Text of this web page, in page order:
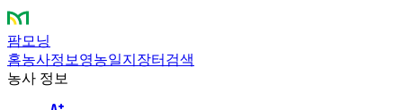
팜모닝
홈농사정보 영농일지 장터 검색
농사 정보